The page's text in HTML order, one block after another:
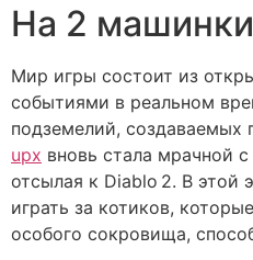
На 2
Мир игры состоит из
событиями в реальном
подземелий, создаваемых
upx вновь стала мрачной
отсылая к Diablo 2. В этой
играть за котиков,
особого сокровища,